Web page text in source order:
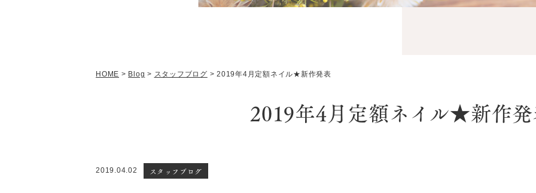
HOME > Blog > スタッフブログ > 2019年4月定額ネイル★新作発表
2019年4月定額ネイル★新作
2019.04.02 スタッフブログ